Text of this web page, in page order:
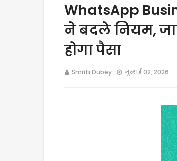
WhatsApp
ने बदले नियम,
होगा पैसा
Smriti Dubey जुलाई 02, 2026